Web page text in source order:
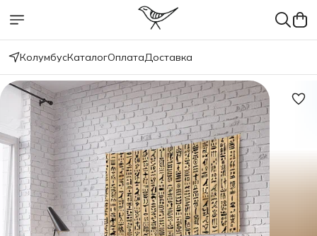
КолумбусКаталогОплатаДоставка